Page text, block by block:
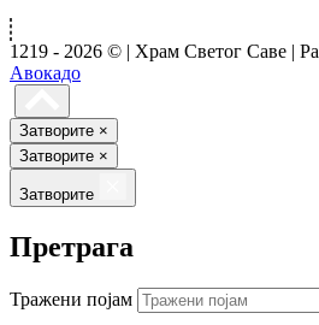
1219 - 2026 © | Храм Светог Саве |
Авокадо
Затворите ×
Затворите ×
Затворите
Претрага
Тражени појам